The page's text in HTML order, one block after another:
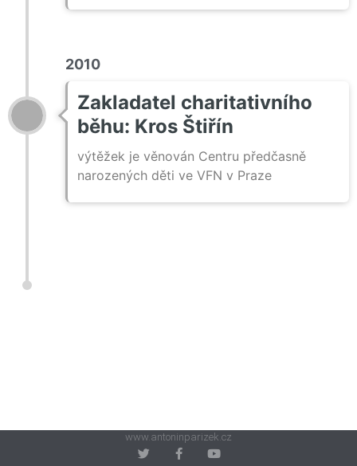
2010
Zakladatel charitativního
běhu: Kros Štiřín
výtěžek je věnován Centru předčasně
narozených děti ve VFN v Praze
www.antoninparizek.cz